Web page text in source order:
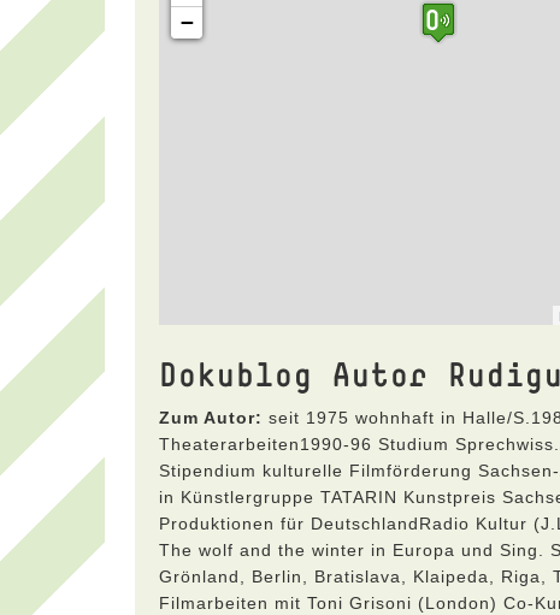
Dokublog Autor
Zum Autor: seit 1975 wohnhaft in Halle/
Theaterarbeiten1990-96 Studium
Stipendium kulturelle Filmförderung
in Künstlergruppe TATARIN Kunstpreis
Produktionen für DeutschlandRadio Kultur
The wolf and the winter in Europa und Sing.
Grönland, Berlin, Bratislava, Klaipeda, Riga,
Filmarbeiten mit Toni Grisoni (London) Co-